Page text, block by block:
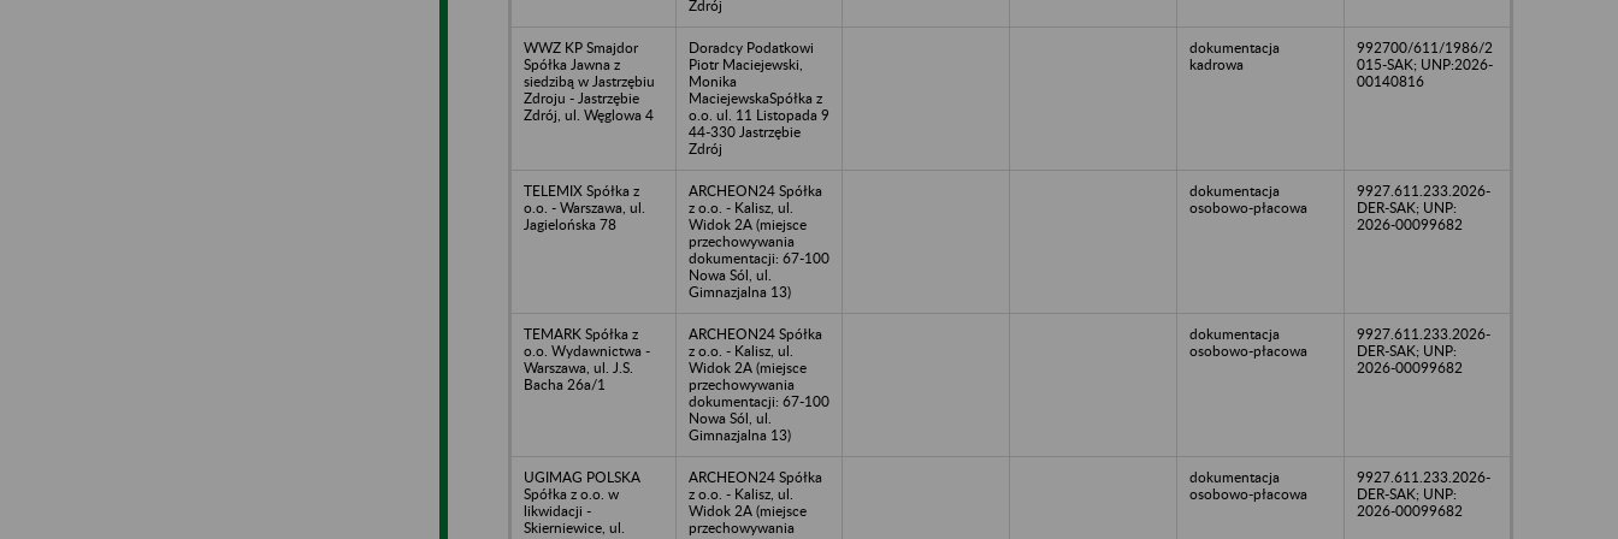
Zdrój
WWZ KP Smajdor
Spółka Jawna z
siedzibą w Jastrzębiu
Zdroju - Jastrzębie
Zdrój, ul. Węglowa 4
Doradcy Podatkowi
Piotr Maciejewski,
Monika
MaciejewskaSpółka z
o.o. ul. 11 Listopada 9
44-330 Jastrzębie
Zdrój
dokumentacja
kadrowa
992700/611/1986/2
015-SAK; UNP:2026-
00140816
TELEMIX Spółka z
o.o. - Warszawa, ul.
Jagielońska 78
ARCHEON24 Spółka
z o.o. - Kalisz, ul.
Widok 2A (miejsce
przechowywania
dokumentacji: 67-100
Nowa Sól, ul.
Gimnazjalna 13)
dokumentacja
osobowo-płacowa
9927.611.233.2026-
DER-SAK; UNP:
2026-00099682
TEMARK Spółka z
o.o. Wydawnictwa -
Warszawa, ul. J.S.
Bacha 26a/1
ARCHEON24 Spółka
z o.o. - Kalisz, ul.
Widok 2A (miejsce
przechowywania
dokumentacji: 67-100
Nowa Sól, ul.
Gimnazjalna 13)
dokumentacja
osobowo-płacowa
9927.611.233.2026-
DER-SAK; UNP:
2026-00099682
UGIMAG POLSKA
Spółka z o.o. w
likwidacji -
Skierniewice, ul.
ARCHEON24 Spółka
z o.o. - Kalisz, ul.
Widok 2A (miejsce
przechowywania
dokumentacja
osobowo-płacowa
9927.611.233.2026-
DER-SAK; UNP:
2026-00099682